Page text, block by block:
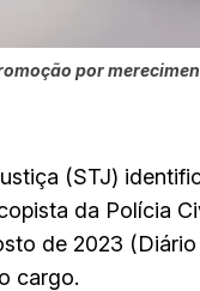
por
(STJ)
da Polícia
de 2023
cargo.